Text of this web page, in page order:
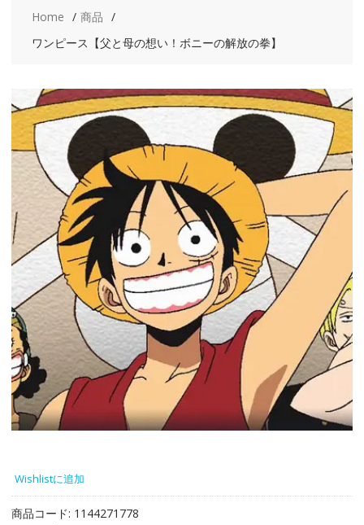
Home
商品
ワンピース【父と母の想い！ボニーの解放の拳】
Wishlistに追加
商品コード: 1144271778